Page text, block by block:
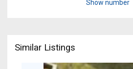
Show number
Similar Listings